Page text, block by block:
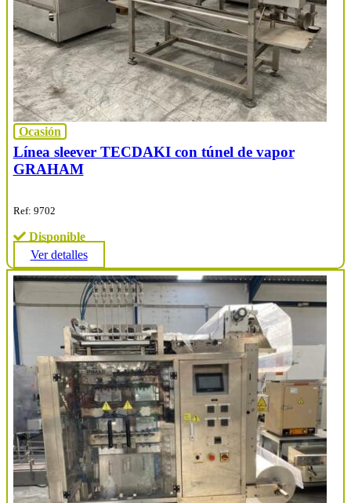
Ocasión
Línea sleever TECDAKI con túnel de vapor
GRAHAM
Ref: 9702
Disponible
Ver detalles